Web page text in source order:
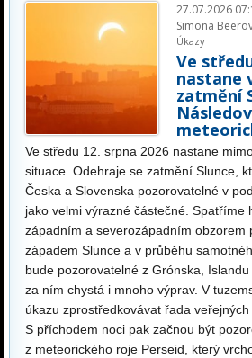
27.07.2026
Simona
Úkazy
Ve
nastane
zatmění
Ve středu 12. srpna 2026 nastane
situace. Odehraje se zatmění Slunce,
Česka a Slovenska pozorovatelné v
jako velmi výrazné částečné. Spatříme
západním a severozápadním obzorem
západem Slunce a v průběhu
bude pozorovatelné z Grónska,
za ním chystá i mnoho výprav. V
úkazu zprostředkovávat řada
S příchodem noci pak začnou být
z meteorického roje Perseid, který